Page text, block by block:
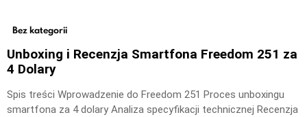
Bez kategorii
Unboxing i Recenzja Smartfona Freedom 251 za
4 Dolary
Spis treści Wprowadzenie do Freedom 251 Proces unboxingu
smartfona za 4 dolary Analiza specyfikacji technicznej Recenzja